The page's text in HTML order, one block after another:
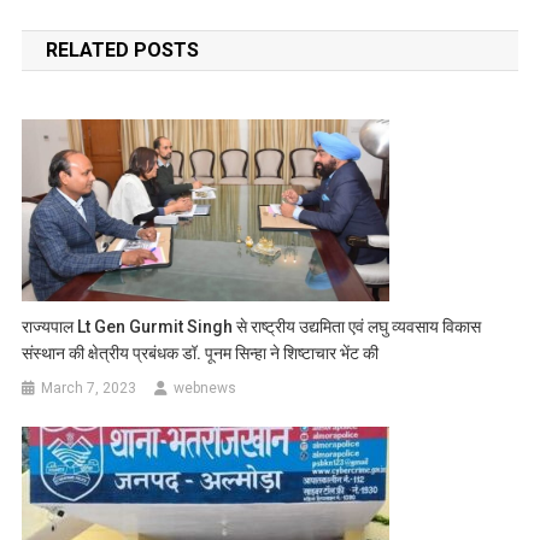
navigation
RELATED POSTS
राज्यपाल Lt Gen Gurmit Singh से राष्ट्रीय उद्यमिता एवं लघु व्यवसाय विकास
संस्थान की क्षेत्रीय प्रबंधक डॉ. पूनम सिन्हा ने शिष्टाचार भेंट की
March 7, 2023 webnews